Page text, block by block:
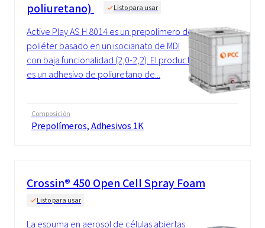
poliuretano)
Listo para usar
Active Play AS H 8014 es un prepolímero de
poliéter basado en un isocianato de MDI
con baja funcionalidad (2,0-2,2). El producto
es un adhesivo de poliuretano de...
Composición
Prepolímeros, Adhesivos 1K
Crossin® 450 Open Cell Spray Foam
Listo para usar
La espuma en aerosol de células abiertas